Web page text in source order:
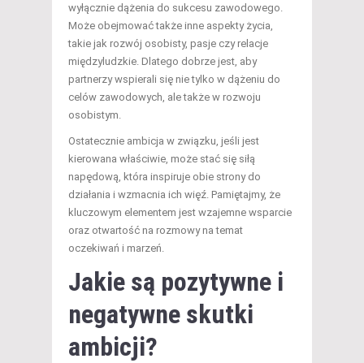
wyłącznie dążenia do sukcesu zawodowego.
Może obejmować także inne aspekty życia,
takie jak rozwój osobisty, pasje czy relacje
międzyludzkie. Dlatego dobrze jest, aby
partnerzy wspierali się nie tylko w dążeniu do
celów zawodowych, ale także w rozwoju
osobistym.
Ostatecznie ambicja w związku, jeśli jest
kierowana właściwie, może stać się siłą
napędową, która inspiruje obie strony do
działania i wzmacnia ich więź. Pamiętajmy, że
kluczowym elementem jest wzajemne wsparcie
oraz otwartość na rozmowy na temat
oczekiwań i marzeń.
Jakie są pozytywne i
negatywne skutki
ambicji?